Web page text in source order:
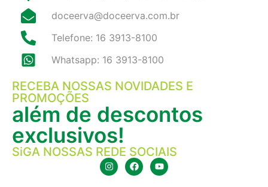
doceerva@doceerva.com.br
Telefone: 16 3913-8100
Whatsapp: 16 3913-8100
RECEBA NOSSAS NOVIDADES E
PROMOÇÕES
além de descontos
exclusivos!
SiGA NOSSAS REDE SOCIAIS